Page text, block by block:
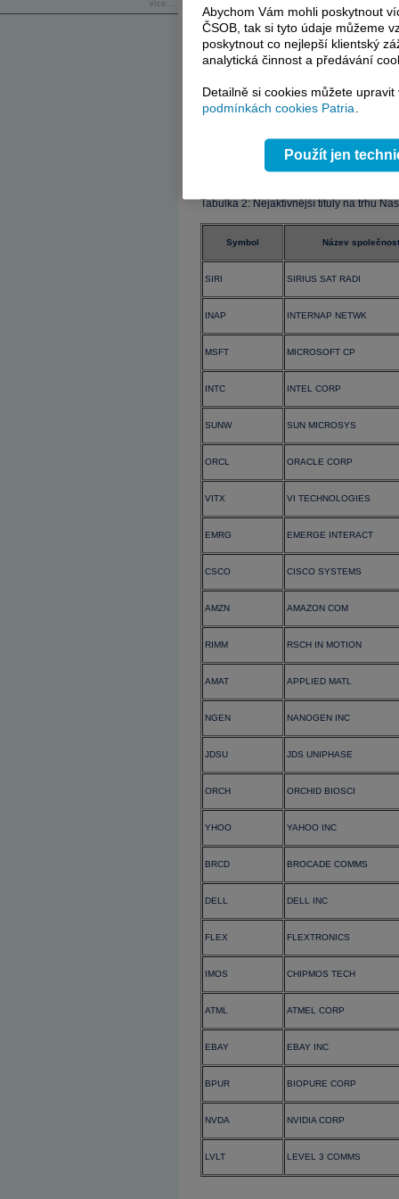
více...
DIS WALT DISNEY CO
VIAb VIACOM CL B
NEM NEWMONT MINING
HOME DEPOT INC
Tabulka 2: Nejaktivnější tituly na trhu
Symbol Název
SIRI SIRIUS SAT RADI
INAP INTERNAP NETWK
MSFT MICROSOFT CP
INTC INTEL CORP
SUNW SUN MICROSYS
ORCL ORACLE CORP
VITX VI TECHNOLOGIES
EMRG EMERGE INTERACT
CSCO CISCO SYSTEMS
AMZN AMAZON COM
RIMM RSCH IN MOTION
AMAT APPLIED MATL
NGEN NANOGEN INC
JDSU JDS UNIPHASE
ORCH ORCHID BIOSCI
YHOO YAHOO INC
BRCD BROCADE COMMS
DELL DELL INC
FLEX FLEXTRONICS
IMOS CHIPMOS TECH
ATML ATMEL CORP
EBAY EBAY INC
BPUR BIOPURE CORP
NVDA NVIDIA CORP
LVLT LEVEL 3 COMMS
Abychom Vám mohli poskytnout
ČSOB, tak si tyto údaje můžeme
poskytnout co nejlepší klientský
analytická činnost a předávání
Detailně si cookies můžete
podmínkách cookies Patria.
Použít jen